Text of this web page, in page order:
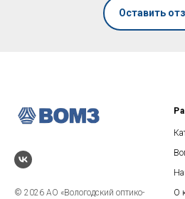
Оставить
© 2026 АО «Вологодский оптико-
О
ГОРЯЧАЯ ЛИНИЯ по
противодействию коррупции